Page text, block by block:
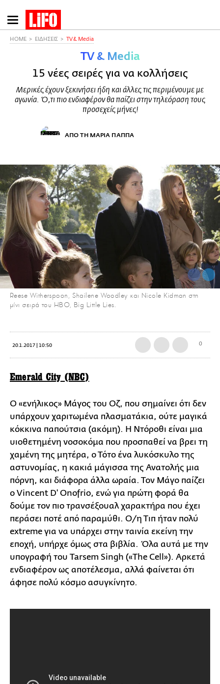
Παράκαμψη
προς
HOME ΕΙΔΗΣΕΙΣ TV & Media
TV & Media
15 νέες σειρές για να κολλήσεις
Μερικές έχουν ξεκινήσει ήδη και άλλες τις περιμένουμε με
αγωνία. Ό,τι πιο ενδιαφέρον θα παίζει στην τηλεόραση τους
προσεχείς μήνες!
ΑΠΟ ΤΗ ΜΑΡΙΑ ΠΑΠΠΑ
Reese Witherspoon, Shailene Woodley και Nicole Kidman στη
μίνι σειρά του ΗΒΟ, Big Little Lies.
20.1.2017 | 10:50 0
Emerald City (NBC)
O «ενήλικος» Μάγος του Οζ, που σημαίνει ότι δεν
υπάρχουν χαριτωμένα πλασματάκια, ούτε μαγικά
κόκκινα παπούτσια (ακόμη). Η Ντόροθι είναι μια
υιοθετημένη νοσοκόμα που προσπαθεί να βρει τη
χαμένη της μητέρα, ο Τότο ένα λυκόσκυλο της
αστυνομίας, η κακιά μάγισσα της Ανατολής μια
πόρνη, και διάφορα άλλα ωραία. Τον Μάγο παίζει
ο Vincent D' Onofrio, ενώ για πρώτη φορά θα
δούμε τον πιο τρανσέξουαλ χαρακτήρα που έχει
περάσει ποτέ από παραμύθι. Ο/η Τιπ ήταν πολύ
extreme για να υπάρχει στην ταινία εκείνη την
εποχή, υπήρχε όμως στα βιβλία. Όλα αυτά με την
υπογραφή του Tarsem Singh («The Cell»). Αρκετά
ενδιαφέρον ως αποτέλεσμα, αλλά φαίνεται ότι
άφησε πολύ κόσμο ασυγκίνητο.